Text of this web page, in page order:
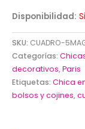
Disponibilidad:
SKU: CUADRO-
Categorías:
decorativos,Paris
Etiquetas: Chica
bolsos y cojines,